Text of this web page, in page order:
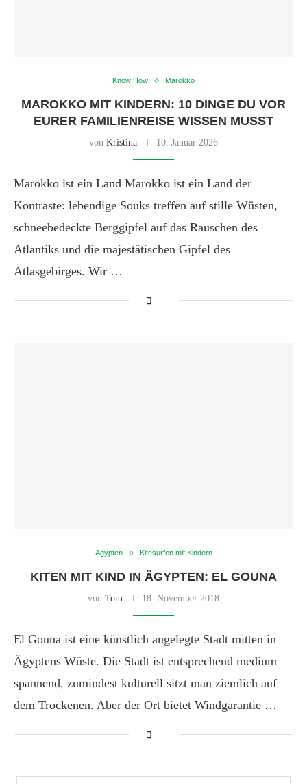
Know How Marokko
MAROKKO MIT KINDERN: 10 DINGE DU VOR
EURER FAMILIENREISE WISSEN MUSST
von Kristina 10. Januar 2026
Marokko ist ein Land Marokko ist ein Land der
Kontraste: lebendige Souks treffen auf stille Wüsten,
schneebedeckte Berggipfel auf das Rauschen des
Atlantiks und die majestätischen Gipfel des
Atlasgebirges. Wir …
Ägypten Kitesurfen mit Kindern
KITEN MIT KIND IN ÄGYPTEN: EL GOUNA
von Tom 18. November 2018
El Gouna ist eine künstlich angelegte Stadt mitten in
Ägyptens Wüste. Die Stadt ist entsprechend medium
spannend, zumindest kulturell sitzt man ziemlich auf
dem Trockenen. Aber der Ort bietet Windgarantie …